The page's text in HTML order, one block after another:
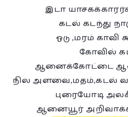
இடா
கடல் கடந்து
ஓடு ,மரம் காவி
கோவில்
ஆனைக்கோட்டை
நில அளவை,மதம்,கடல்
புரையோடி
ஆனையூர்